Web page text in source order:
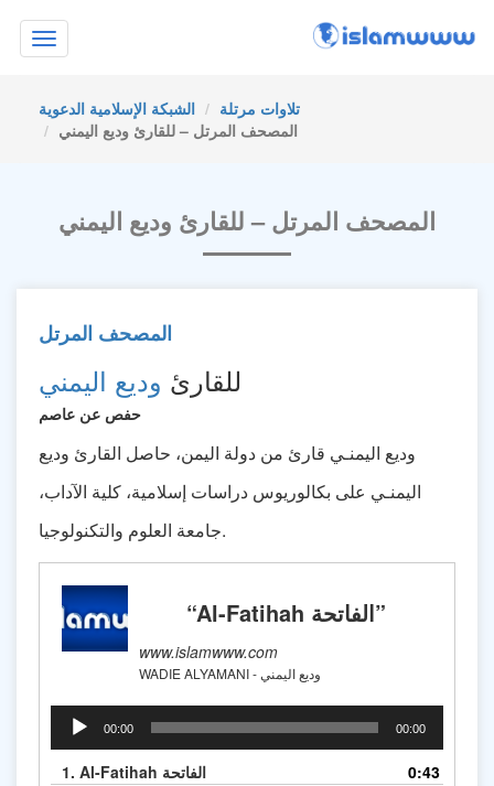
Toggle
navigation
الشبكة الإسلامية الدعوية
تلاوات مرتلة
المصحف المرتل – للقارئ وديع اليمني
المصحف المرتل – للقارئ وديع اليمني
المصحف المرتل
للقارئ وديع اليمني
حفص عن عاصم
وديع اليمنـي قارئ من دولة اليمن، حاصل القارئ وديع
اليمنـي على بكالوريوس دراسات إسلامية، كلية الآداب،
جامعة العلوم والتكنولوجيا.
“Al-Fatihah الفاتحة”
www.islamwww.com
WADIE ALYAMANI - وديع اليمني
Audio
Player
00:00 00:00
1. Al-Fatihah الفاتحة
0:43